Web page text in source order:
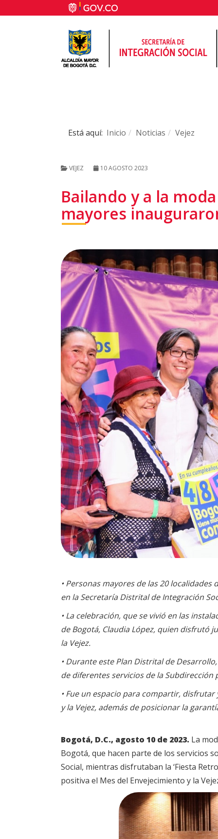
Está aquí: Inicio Noticias Vejez
VEJEZ 10 AGOSTO 2023
Bailando y a la
mayores
• Personas mayores de las 20
en la Secretaría Distrital de Integración
• La celebración, que se vivió en las
de Bogotá, Claudia López, quien disfrutó
la Vejez.
• Durante este Plan Distrital de
de diferentes servicios de la Subdirección
• Fue un espacio para compartir,
y la Vejez, además de posicionar la
Bogotá, D.C., agosto 10 de 2023. La
Bogotá, que hacen parte de los servicios
Social, mientras disfrutaban la ‘Fiesta
positiva el Mes del Envejecimiento y la